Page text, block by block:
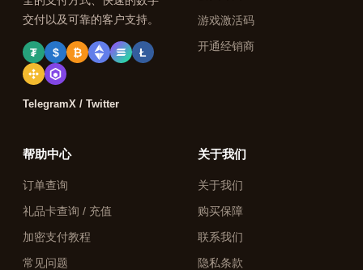
交付以及可靠的客户支持。
₮ $ ₿ Ł
TelegramX / Twitter
游戏激活码
开通经销商
帮助中心
订单查询
礼品卡查询 / 充值
加密支付教程
常见问题
关于我们
关于我们
购买保障
联系我们
隐私条款